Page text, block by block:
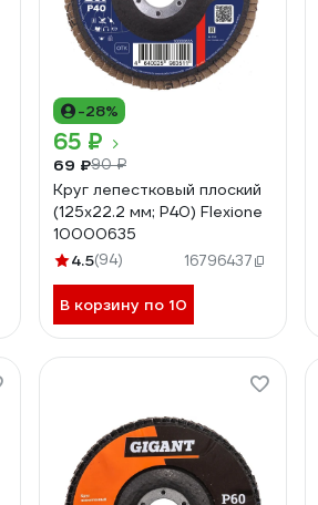
-28%
65 ₽
69 ₽90 ₽
Круг лепестковый плоский
(125х22.2 мм; Р40) Flexione
10000635
4.5(94) 16796437
В корзину по 10